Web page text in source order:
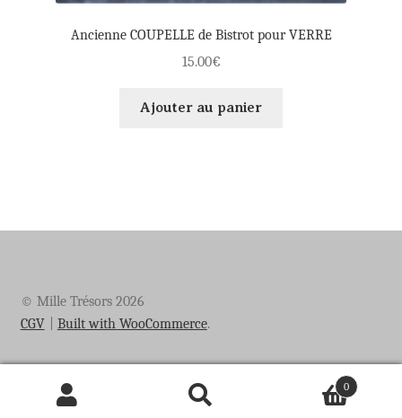
Ancienne COUPELLE de Bistrot pour VERRE
15.00€
Ajouter au panier
© Mille Trésors 2026
CGV
Built with WooCommerce.
Recherche
Recherche
0